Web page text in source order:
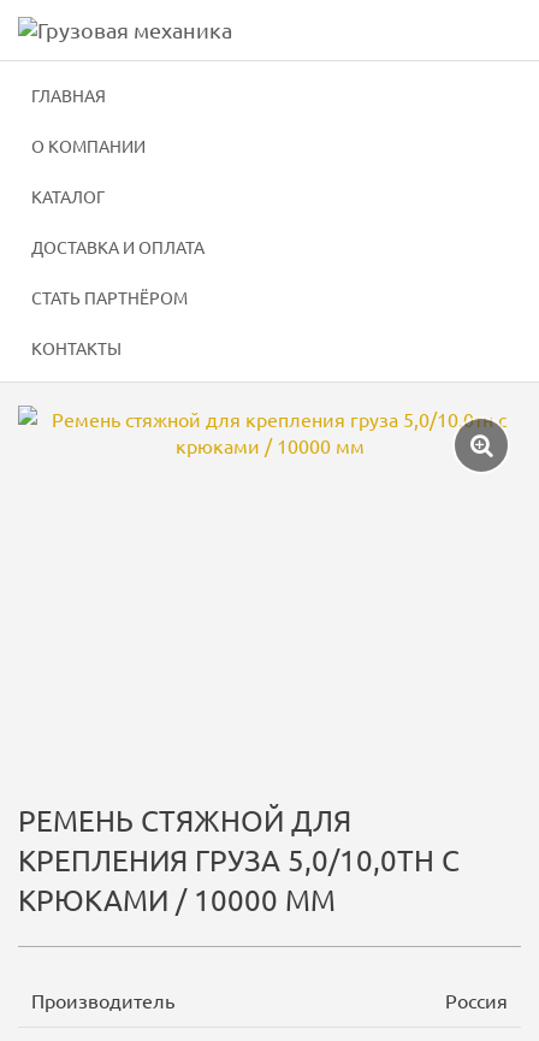
Skip
to
main
г. Киров,ул. Производственная, д. 22
Навигация
ГЛАВНАЯ
О КОМПАНИИ
КАТАЛОГ
ДОСТАВКА И ОПЛАТА
СТАТЬ ПАРТНЁРОМ
КОНТАКТЫ
КРЕПЛЕНИЯ ГРУЗА 5,0/10,0ТН С
КРЮКАМИ / 10000 ММ
Галерея
РЕМЕНЬ СТЯЖНОЙ ДЛЯ
КРЕПЛЕНИЯ ГРУЗА 5,0/10,0ТН С
КРЮКАМИ / 10000 ММ
Производитель Россия